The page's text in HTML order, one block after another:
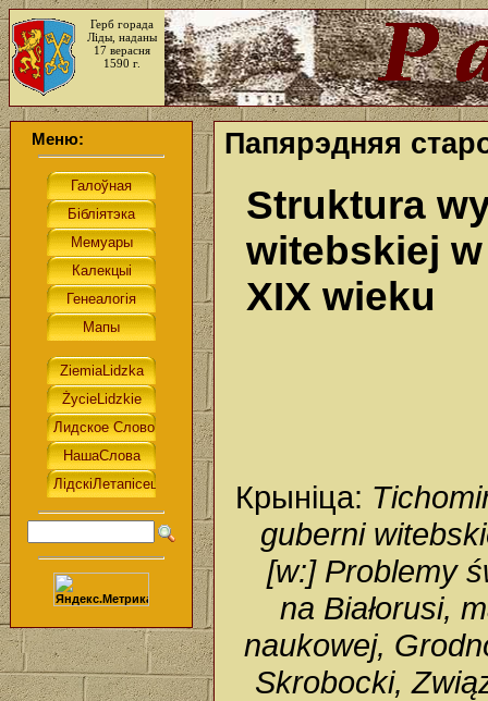
Герб горада
Ліды, наданы
17 верасня
1590 г.
Меню: Папярэдняя
Struktura
witebskiej w
XIX wieku
Крыніца:
guberni
[w:] Problemy
na Białorusi,
naukowej,
Skrobocki,